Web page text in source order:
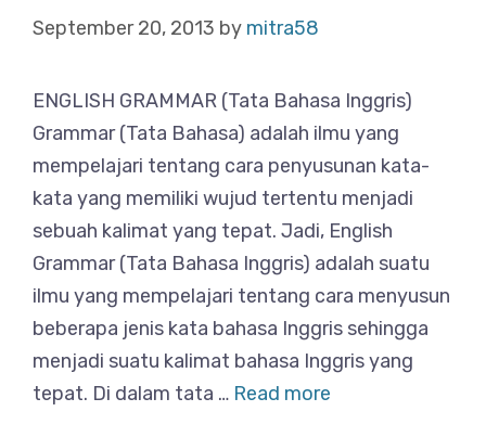
September 20, 2013 by mitra58
ENGLISH GRAMMAR (Tata Bahasa Inggris)
Grammar (Tata Bahasa) adalah ilmu yang
mempelajari tentang cara penyusunan kata-
kata yang memiliki wujud tertentu menjadi
sebuah kalimat yang tepat. Jadi, English
Grammar (Tata Bahasa Inggris) adalah suatu
ilmu yang mempelajari tentang cara menyusun
beberapa jenis kata bahasa Inggris sehingga
menjadi suatu kalimat bahasa Inggris yang
tepat. Di dalam tata … Read more